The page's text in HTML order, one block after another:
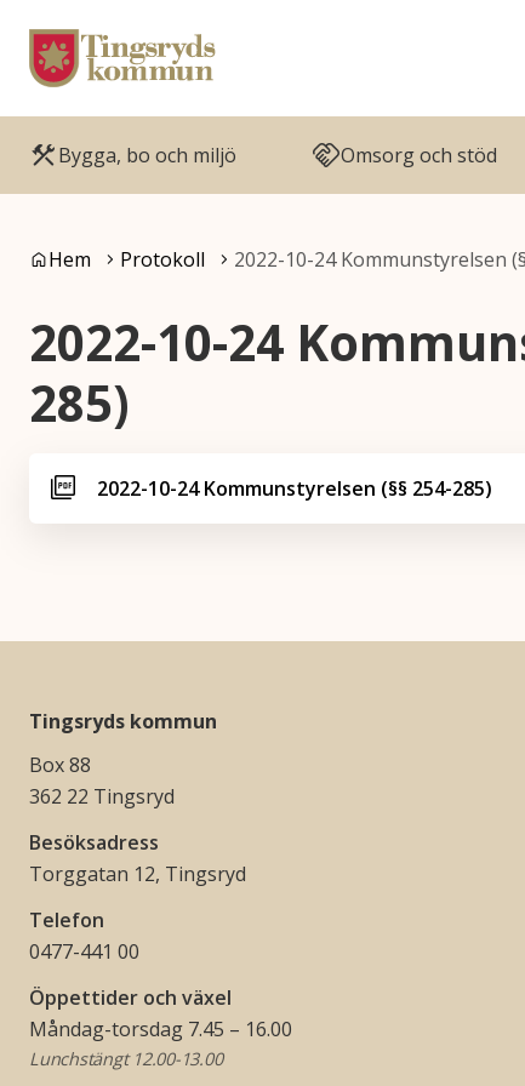
Gå till innehåll
Gå till huvudmeny
Bygga, bo och miljö Omsorg och stöd
Du är här:
Hem Protokoll 2022-10-24 Kommunstyrelsen
2022-10-24
285)
2022-10-24 Kommunstyrelsen (§§ 254-285)
Tingsryds kommun
Box 88
362 22 Tingsryd
Besöksadress
Torggatan 12, Tingsryd
Telefon
0477-441 00
Öppettider och växel
Måndag-torsdag 7.45 – 16.00
Lunchstängt 12.00-13.00